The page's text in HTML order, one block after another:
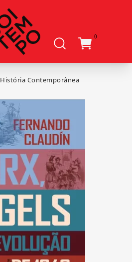
0
História Contemporânea